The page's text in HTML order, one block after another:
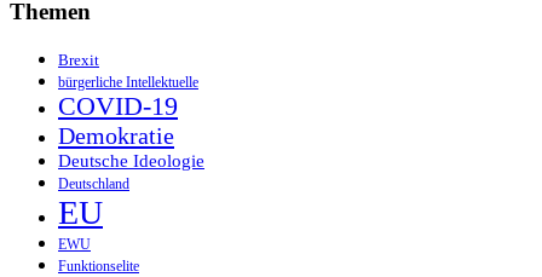
Themen
Brexit
bürgerliche Intellektuelle
COVID-19
Demokratie
Deutsche Ideologie
Deutschland
EU
EWU
Funktionselite